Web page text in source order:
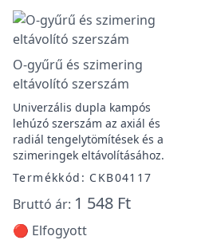
O-gyűrű és szimering
eltávolító szerszám
Univerzális dupla kampós
lehúzó szerszám az axiál és
radiál tengelytömítések és a
szimeringek eltávolításához.
Termékkód: CKB04117
Bruttó ár: 1 548 Ft
🔴 Elfogyott